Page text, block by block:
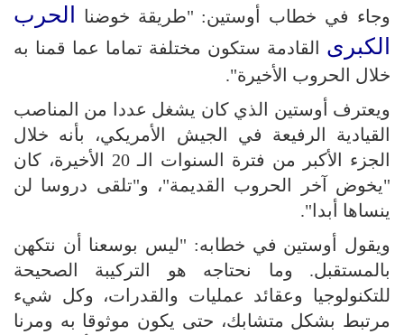
وجاء في خطاب أوستين: "طريقة خوضنا
الحرب
الكبرى القادمة ستكون مختلفة تماما عما قمنا به
خلال الحروب الأخيرة".
ويعترف أوستين الذي كان يشغل عددا من المناصب
القيادية الرفيعة في الجيش الأمريكي، بأنه خلال
الجزء الأكبر من فترة السنوات الـ 20 الأخيرة، كان
"يخوض آخر الحروب القديمة"، و"تلقى دروسا لن
ينساها أبدا".
ويقول أوستين في خطابه: "ليس بوسعنا أن نتكهن
بالمستقبل. وما نحتاجه هو التركيبة الصحيحة
للتكنولوجيا وعقائد عمليات والقدرات، وكل شيء
مرتبط بشكل متشابك، حتى يكون موثوقا به ومرنا